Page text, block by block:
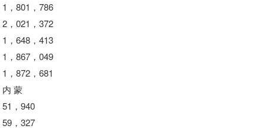
1，801，786
2，021，372
1，648，413
1，867，049
1，872，681
内 蒙
51，940
59，327